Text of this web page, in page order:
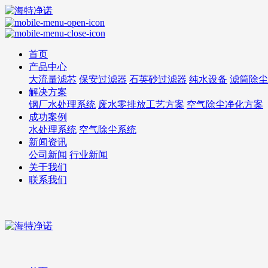
首页
产品中心
大流量滤芯 保安过滤器 石英砂过滤器 纯水设备 滤筒除
解决方案
钢厂水处理系统 废水零排放工艺方案 空气除尘净化方案
成功案例
水处理系统 空气除尘系统
新闻资讯
公司新闻 行业新闻
关于我们
联系我们